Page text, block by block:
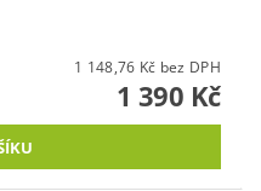
1 148,76 Kč bez DPH
1 390 Kč